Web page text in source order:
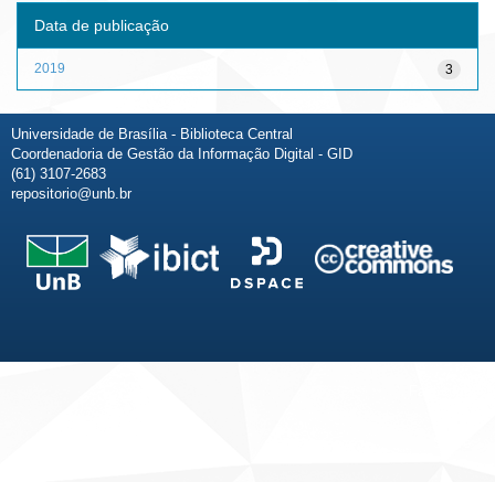
Data de publicação
3
2019
Universidade de Brasília - Biblioteca Central
Coordenadoria de Gestão da Informação Digital - GID
(61) 3107-2683
repositorio@unb.br